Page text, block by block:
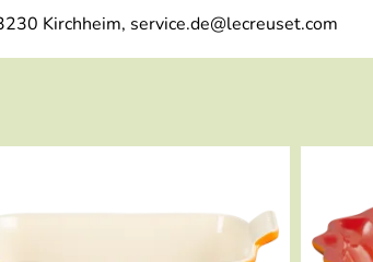
Kirchheim, service.de@lecreuset.com